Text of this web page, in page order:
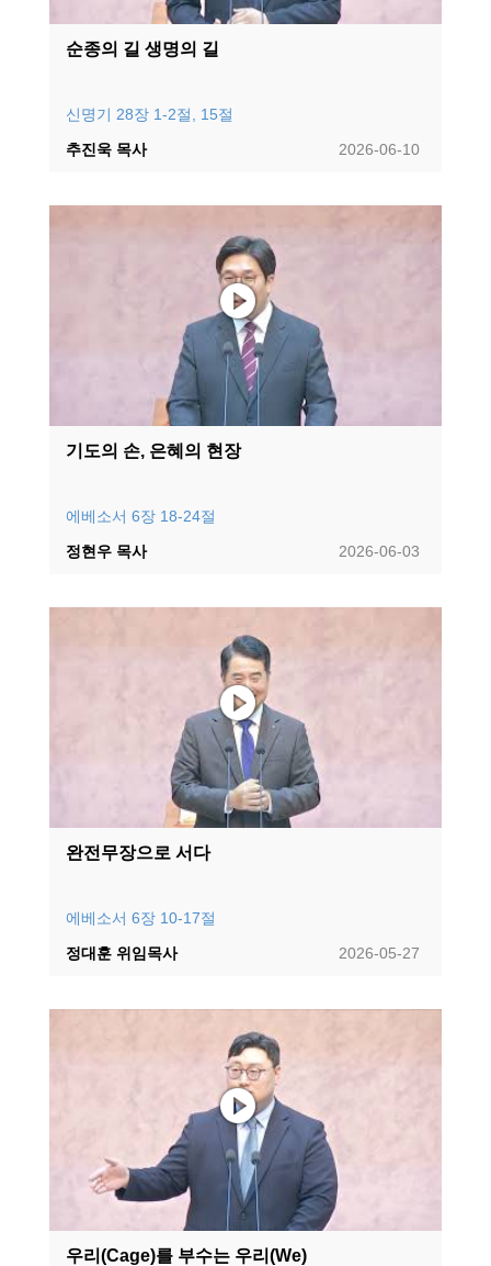
순종의 길 생명의 길
신명기 28장 1-2절, 15절
2026-06-10
추진욱 목사
기도의 손, 은혜의 현장
에베소서 6장 18-24절
2026-06-03
정현우 목사
완전무장으로 서다
에베소서 6장 10-17절
2026-05-27
정대훈 위임목사
우리(Cage)를 부수는 우리(We)